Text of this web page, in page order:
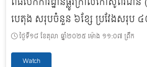
បេតុង សរុបចំនួន ៦ខ្សែ ប្រវែងសរុប
ថ្ងៃទី១៨ ខែតុលា ឆ្នាំ២០២៥ ម៉ោង ១១:០៧ ព្រឹក
Watch